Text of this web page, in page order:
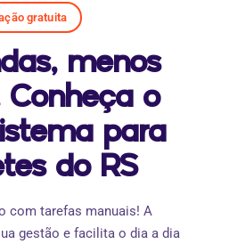
gratuita
menos
Conheça o
para
do RS
com tarefas manuais! A
gestão e facilita o dia a dia